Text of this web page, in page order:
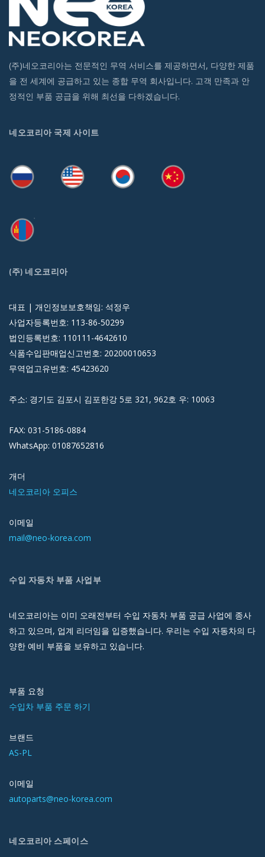
(주)네오코리아는 전문적인 무역 서비스를 제공하면서, 다양한 제품
을 전 세계에 공급하고 있는 종합 무역 회사입니다. 고객 만족과 안
정적인 부품 공급을 위해 최선을 다하겠습니다.
네오코리아 국제 사이트
(주) 네오코리아
대표 | 개인정보보호책임: 석정우
사업자등록번호: 113-86-50299
법인등록번호: 110111-4642610
식품수입판매업신고번호: 20200010653
무역업고유번호: 45423620
주소: 경기도 김포시 김포한강 5로 321, 962호 우: 10063
FAX: 031-5186-0884
WhatsApp: 01087652816
개더
네오코리아 오피스
이메일
mail@neo-korea.com
수입 자동차 부품 사업부
네오코리아는 이미 오래전부터 수입 자동차 부품 공급 사업에 종사
하고 있으며, 업계 리더임을 입증했습니다. 우리는 수입 자동차의 다
양한 예비 부품을 보유하고 있습니다.
부품 요청
수입차 부품 주문 하기
브랜드
AS-PL
이메일
autoparts@neo-korea.com
네오코리아 스페이스